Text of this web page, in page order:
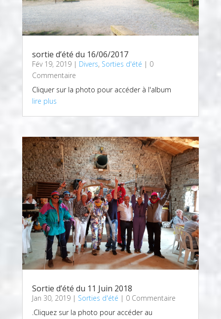
sortie d’été du 16/06/2017
Fév 19, 2019| Divers, Sorties d'été | 0
Commentaire
Cliquer sur la photo pour accéder à l'album
lire plus
Sortie d’été du 11 Juin 2018
Jan 30, 2019| Sorties d'été | 0 Commentaire
.Cliquez sur la photo pour accéder au